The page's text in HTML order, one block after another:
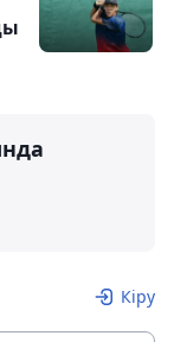
Кіру